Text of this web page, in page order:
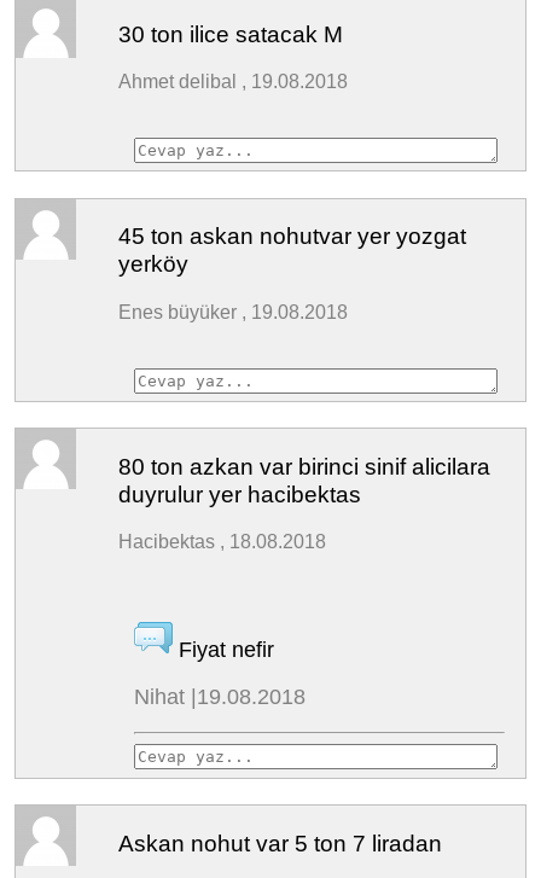
30 ton ilice satacak M
Ahmet delibal , 19.08.2018
45 ton askan nohutvar yer yozgat
yerköy
Enes büyüker , 19.08.2018
80 ton azkan var birinci sinif alicilara
duyrulur yer hacibektas
Hacibektas , 18.08.2018
Fiyat nefir
Nihat |19.08.2018
Askan nohut var 5 ton 7 liradan